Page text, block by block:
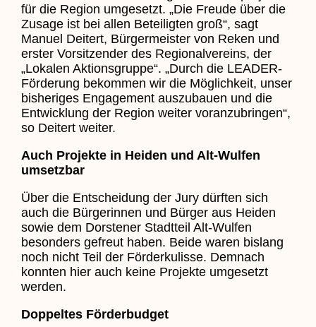
für die Region umgesetzt. „Die Freude über die
Zusage ist bei allen Beteiligten groß“, sagt
Manuel Deitert, Bürgermeister von Reken und
erster Vorsitzender des Regionalvereins, der
„Lokalen Aktionsgruppe“. „Durch die LEADER-
Förderung bekommen wir die Möglichkeit, unser
bisheriges Engagement auszubauen und die
Entwicklung der Region weiter voranzubringen“,
so Deitert weiter.
Auch Projekte in Heiden und Alt-Wulfen
umsetzbar
Über die Entscheidung der Jury dürften sich
auch die Bürgerinnen und Bürger aus Heiden
sowie dem Dorstener Stadtteil Alt-Wulfen
besonders gefreut haben. Beide waren bislang
noch nicht Teil der Förderkulisse. Demnach
konnten hier auch keine Projekte umgesetzt
werden.
Doppeltes Förderbudget